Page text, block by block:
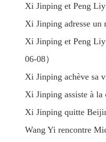
Xi Jinping et Peng
Xi Jinping adresse un
Xi Jinping et Peng
06-08）
Xi Jinping achève sa
Xi Jinping assiste à la
Xi Jinping quitte
Wang Yi rencontre